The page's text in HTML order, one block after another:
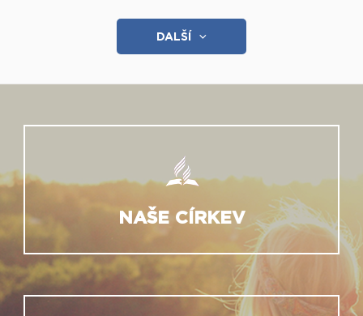
DALŠÍ
NAŠE CÍRKEV